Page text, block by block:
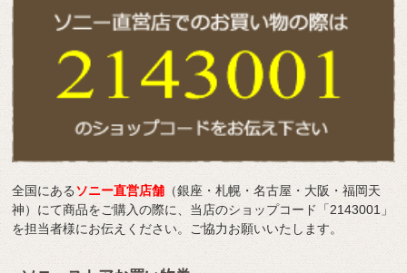
全国にあるソニー直営店舗 （銀座・札幌・名古屋・大阪・福岡天
神）にて商品をご購入の際に、当店のショップコード「2143001」
を担当者様にお伝えください。ご協力お願いいたします。